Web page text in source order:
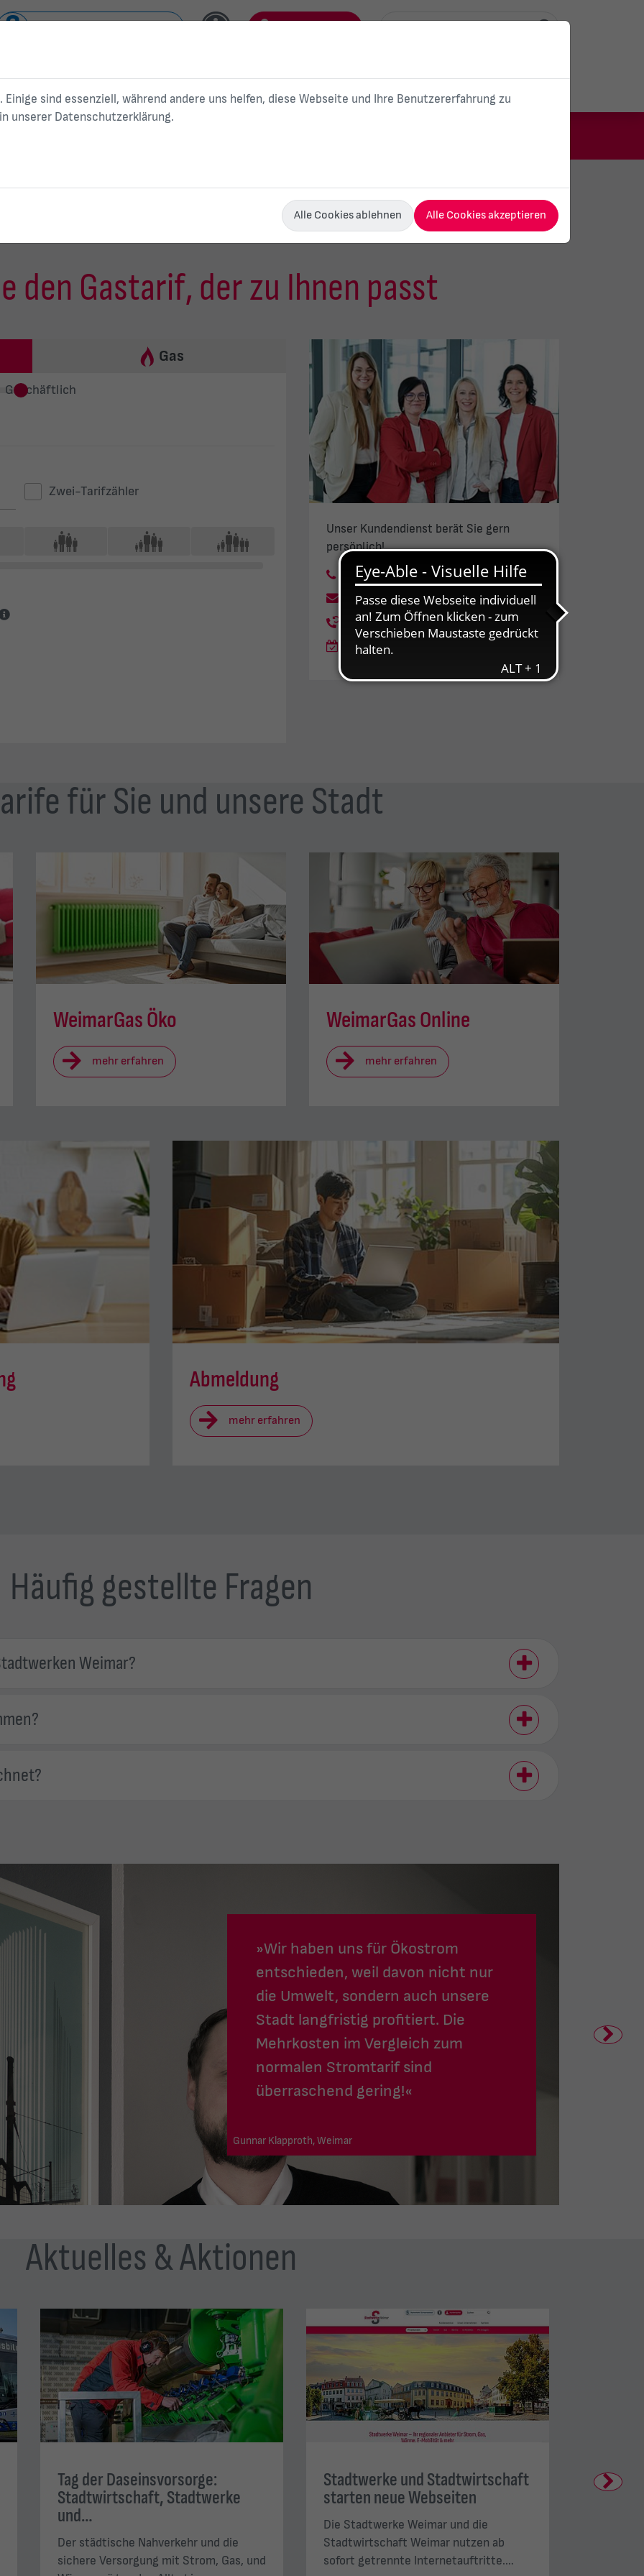
Kundenservice Unser Unternehmen
den Gastarif, der zu Ihnen passt
Unser Kundendienst berät Sie gern
persönlich!
03643 4341-451
kundendienst@sw-weimar.de
Rückrufservice
Beratungstermin vereinbaren
für Sie und unsere Stadt
WeimarGas Öko
mehr erfahren
WeimarGas Online
mehr erfahren
Abmeldung
mehr erfahren
Häufig gestellte Fragen
Weimar?
»Wir haben uns für Ökostrom
entschieden, weil davon nicht nur
die Umwelt, sondern auch unsere
Stadt langfristig profitiert. Die
Mehrkosten im Vergleich zum
normalen Stromtarif sind
überraschend gering!«
Gunnar Klapproth, Weimar
Aktuelles & Aktionen
Tag der Daseinsvorsorge:
Stadtwirtschaft, Stadtwerke
und…
Der städtische Nahverkehr und die
sichere Versorgung mit Strom, Gas, und
Stadtwerke und Stadtwirtschaft
starten neue Webseiten
Die Stadtwerke Weimar und die
Stadtwirtschaft Weimar nutzen ab
sofort getrennte Internetauftritte.…
Next
sind essenziell, während andere uns helfen, diese Webseite und Ihre Benutzererfahrung zu
unserer Datenschutzerklärung.
Alle Cookies ablehnen Alle Cookies akzeptieren